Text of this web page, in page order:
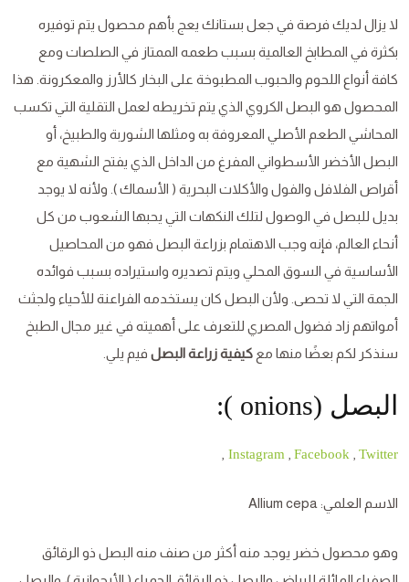
لا يزال لديك فرصة في جعل بستانك يعج بأهم محصول يتم توفيره
بكثرة في المطابخ العالمية بسبب طعمه الممتاز في الصلصات ومع
كافة أنواع اللحوم والحبوب المطبوخة على البخار كالأرز والمعكرونة. هذا
المحصول هو البصل الكروي الذي يتم تخريطه لعمل التقلية التي تكسب
المحاشي الطعم الأصلي المعروفة به ومثلها الشوربة والطبيخ، أو
البصل الأخضر الأسطواني المفرغ من الداخل الذي يفتح الشهية مع
أقراص الفلافل والفول والأكلات البحرية ( الأسماك ). ولأنه لا يوجد
بديل للبصل في الوصول لتلك النكهات التي يحبها الشعوب من كل
أنحاء العالم، فإنه وجب الاهتمام بزراعة البصل فهو من المحاصيل
الأساسية في السوق المحلي ويتم تصديره واستيراده بسبب فوائده
الجمة التي لا تحصى. ولأن البصل كان يستخدمه الفراعنة للأحياء ولجثث
أمواتهم زاد فضول المصري للتعرف على أهميته في غير مجال الطبخ
سنذكر لكم بعضًا منها مع كيفية زراعة البصل فيم يلي.
البصل (onions ):
Instagram Facebook Twitter
الاسم العلمي: Allium cepa
وهو محصول خضر يوجد منه أكثر من صنف منه البصل ذو الرقائق